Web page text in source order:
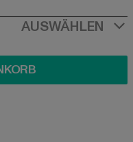
AUSWÄHLEN